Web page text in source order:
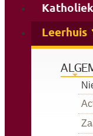
Leerhuis